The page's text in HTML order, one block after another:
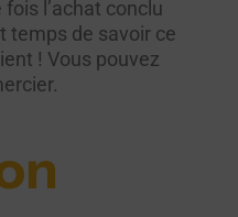
fois l’achat conclu
temps de savoir ce
! Vous pouvez